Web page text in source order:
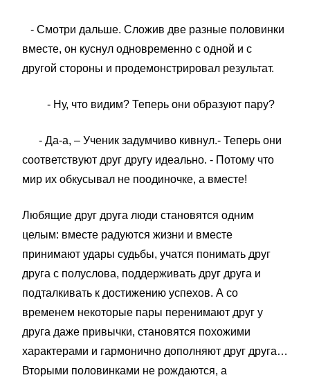
- Смотри дальше. Сложив две разные половинки
вместе, он куснул одновременно с одной и с
другой стороны и продемонстрировал результат.
- Ну, что видим? Теперь они образуют пару?
- Да-а, – Ученик задумчиво кивнул.- Теперь они
соответствуют друг другу идеально. - Потому что
мир их обкусывал не поодиночке, а вместе!
Любящие друг друга люди становятся одним
целым: вместе радуются жизни и вместе
принимают удары судьбы, учатся понимать друг
друга с полуслова, поддерживать друг друга и
подталкивать к достижению успехов. А со
временем некоторые пары перенимают друг у
друга даже привычки, становятся похожими
характерами и гармонично дополняют друг друга…
Вторыми половинками не рождаются, а